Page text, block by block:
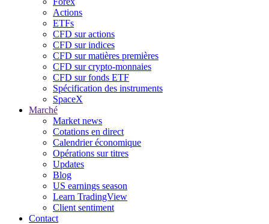
Actions
ETFs
CFD sur actions
CFD sur indices
CFD sur matières premières
CFD sur crypto-monnaies
CFD sur fonds ETF
Spécification des instruments
SpaceX
Marché
Market news
Cotations en direct
Calendrier économique
Opérations sur titres
Updates
Blog
US earnings season
Learn TradingView
Client sentiment
Contact